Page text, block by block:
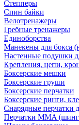
Степперы
Спин байки
Велотренажеры
Гребные тренажеры
Единоборства
Манекены для бокса
Настенные подушки
Крепления, цепи,
Боксерские мешки
Боксерские груши
Боксерские перчатки
Боксерские ринги,
Снарядные перчатки
Перчатки MMA